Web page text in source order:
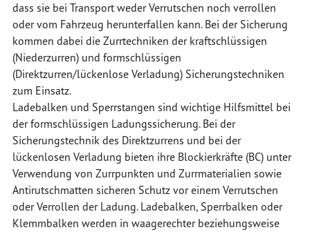
dass sie bei Transport weder Verrutschen noch verrollen
oder vom Fahrzeug herunterfallen kann. Bei der Sicherung
kommen dabei die Zurrtechniken der kraftschlüssigen
(Niederzurren) und formschlüssigen
(Direktzurren/lückenlose Verladung) Sicherungstechniken
zum Einsatz.
Ladebalken und Sperrstangen sind wichtige Hilfsmittel bei
der formschlüssigen Ladungssicherung. Bei der
Sicherungstechnik des Direktzurrens und bei der
lückenlosen Verladung bieten ihre Blockierkräfte (BC) unter
Verwendung von Zurrpunkten und Zurrmaterialien sowie
Antirutschmatten sicheren Schutz vor einem Verrutschen
oder Verrollen der Ladung. Ladebalken, Sperrbalken oder
Klemmbalken werden in waagerechter beziehungsweise